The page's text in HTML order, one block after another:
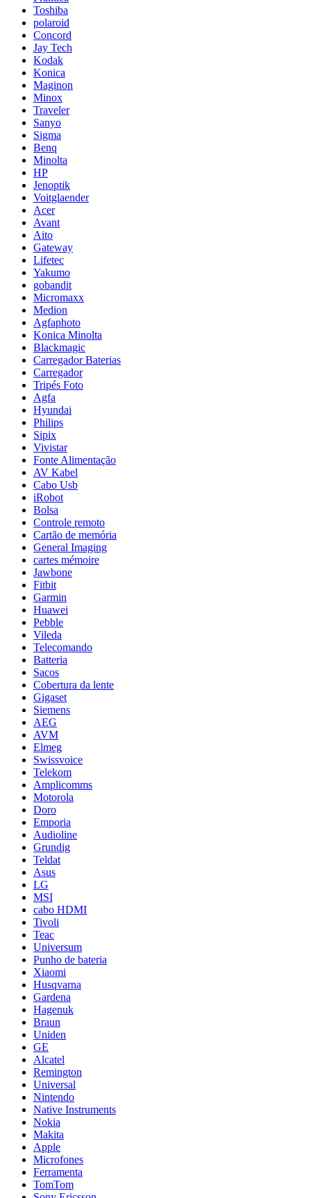
Toshiba
polaroid
Concord
Jay Tech
Kodak
Konica
Maginon
Minox
Traveler
Sanyo
Sigma
Benq
Minolta
HP
Jenoptik
Voitglaender
Acer
Avant
Aito
Gateway
Lifetec
Yakumo
gobandit
Micromaxx
Medion
Agfaphoto
Konica Minolta
Blackmagic
Carregador Baterias
Carregador
Tripés Foto
Agfa
Hyundai
Philips
Sipix
Vivistar
Fonte Alimentação
AV Kabel
Cabo Usb
iRobot
Bolsa
Controle remoto
Cartão de memória
General Imaging
cartes mémoire
Jawbone
Fitbit
Garmin
Huawei
Pebble
Vileda
Telecomando
Batteria
Sacos
Cobertura da lente
Gigaset
Siemens
AEG
AVM
Elmeg
Swissvoice
Telekom
Amplicomms
Motorola
Doro
Emporia
Audioline
Grundig
Teldat
Asus
LG
MSI
cabo HDMI
Tivoli
Teac
Universum
Punho de bateria
Xiaomi
Husqvarna
Gardena
Hagenuk
Braun
Uniden
GE
Alcatel
Remington
Universal
Nintendo
Native Instruments
Nokia
Makita
Apple
Microfones
Ferramenta
TomTom